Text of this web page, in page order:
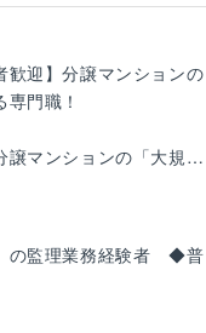
わせ時のポイントを学
独り立ちが可能。
じた業務をお任せしま
歓迎】分譲マンションの
門職！
譲マンションの「大規模
修繕計画案策定」に関
願いします。
計画書作成、積算など大
わる業務全般を担当して
の監理業務経験者 ◆普